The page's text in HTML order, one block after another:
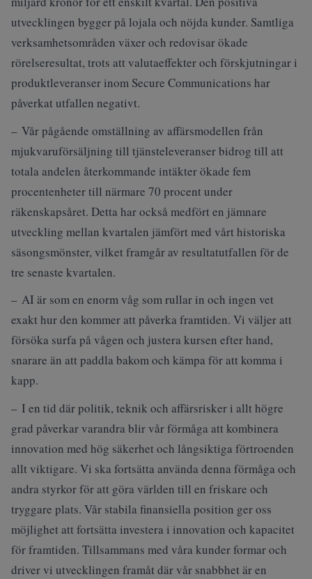
utvecklingen bygger på lojala och nöjda kunder. Samtliga
verksamhetsområden växer och redovisar ökade
rörelseresultat, trots att valutaeffekter och förskjutningar i
produktleveranser inom Secure Communications har
påverkat utfallen negativt.
– Vår pågående omställning av affärsmodellen från
mjukvaruförsäljning till tjänsteleveranser bidrog till att
totala andelen återkommande intäkter ökade fem
procentenheter till närmare 70 procent under
räkenskapsåret. Detta har också medfört en jämnare
utveckling mellan kvartalen jämfört med vårt historiska
säsongsmönster, vilket framgår av resultatutfallen för de
tre senaste kvartalen.
– AI är som en enorm våg som rullar in och ingen vet
exakt hur den kommer att påverka framtiden. Vi väljer att
försöka surfa på vågen och justera kursen efter hand,
snarare än att paddla bakom och kämpa för att komma i
kapp.
– I en tid där politik, teknik och affärsrisker i allt högre
grad påverkar varandra blir vår förmåga att kombinera
innovation med hög säkerhet och långsiktiga förtroenden
allt viktigare. Vi ska fortsätta använda denna förmåga och
andra styrkor för att göra världen till en friskare och
tryggare plats. Vår stabila finansiella position ger oss
möjlighet att fortsätta investera i innovation och kapacitet
för framtiden. Tillsammans med våra kunder formar och
driver vi utvecklingen framåt där vår snabbhet är en